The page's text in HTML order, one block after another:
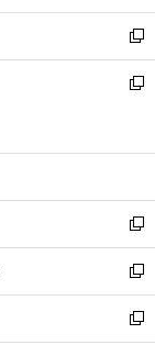
開
く
ウ
で
開
く
ン
ド
ウ
で
ウ
ィ
ン
ド
開
新
し
い
ン
ウ
で
開
く
新
ウ
ン
ド
ウ
で
開
く
新
し
い
ウ
ィ
新
し
い
新